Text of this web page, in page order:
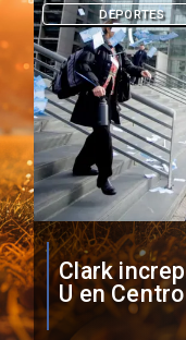
Vozinha
Colo como
DEPORTES